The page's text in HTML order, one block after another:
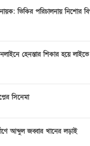
ভিকির পরিচালনায় নিশোর
হেনস্তার শিকার হয়ে
সিনেমা
আব্দুল জব্বার খানের লড়াই